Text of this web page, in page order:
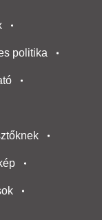
politika